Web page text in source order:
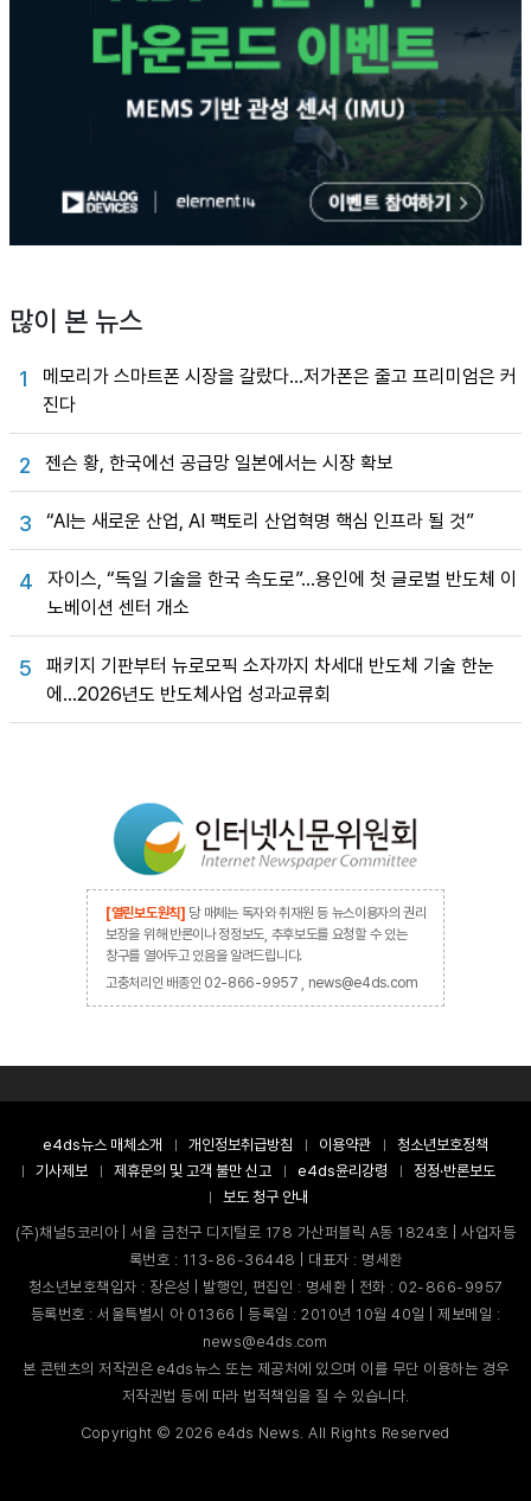
많이 본 뉴스
1
메모리가 스마트폰 시장을 갈랐다…저가폰은 줄고 프리미엄은 커
진다
2 젠슨 황, 한국에선 공급망 일본에서는 시장 확보
3 “AI는 새로운 산업, AI 팩토리 산업혁명 핵심 인프라 될 것”
4
자이스, “독일 기술을 한국 속도로”…용인에 첫 글로벌 반도체 이
노베이션 센터 개소
5
패키지 기판부터 뉴로모픽 소자까지 차세대 반도체 기술 한눈
에…2026년도 반도체사업 성과교류회
[열린보도원칙] 당 매체는 독자와 취재원 등 뉴스이용자의 권리
보장을 위해 반론이나 정정보도, 추후보도를 요청할 수 있는
창구를 열어두고 있음을 알려드립니다.
고충처리인 배종인 02-866-9957 , news@e4ds.com
e4ds뉴스 매체소개 개인정보취급방침 이용약관
청소년보호정책
기사제보
제휴문의 및 고객 불만 신고 e4ds윤리강령
정정·반론보도
보도 청구 안내
(주)채널5코리아 | 서울 금천구 디지털로 178 가산퍼블릭 A동 1824호 | 사업자등
록번호 : 113-86-36448 | 대표자 : 명세환
청소년보호책임자 : 장은성 | 발행인, 편집인 : 명세환 | 전화 : 02-866-9957
등록번호 : 서울특별시 아 01366 | 등록일 : 2010년 10월 40일 | 제보메일 :
news@e4ds.com
본 콘텐츠의 저작권은 e4ds뉴스 또는 제공처에 있으며 이를 무단 이용하는 경우
저작권법 등에 따라 법적책임을 질 수 있습니다.
Copyright ©2026 e4ds News. All Rights Reserved